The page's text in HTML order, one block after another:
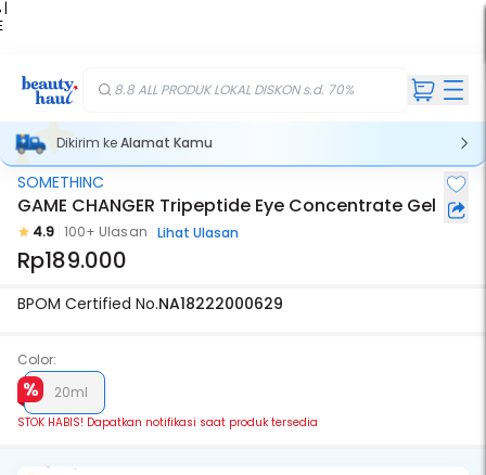
|
8.8 ALL PRODUK LOKAL DISKON s.d. 70%
Dikirim keAlamat Kamu
Stok Habis
SOMETHINC
GAME CHANGER Tripeptide Eye Concentrate Gel
4.9 100+ Ulasan Lihat Ulasan
Rp189.000
BPOM Certified No.NA18222000629
Color:
20ml
STOK HABIS! Dapatkan notifikasi saat produk tersedia